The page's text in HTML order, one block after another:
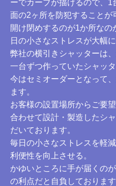
ーでカーブが描けるので、1
面の2ヶ所を防犯することが
開け閉めするのが1か所な
日の小さなストレスが大幅
弊社の横引きシャッターは
一台ずつ作っていたシャッ
今はセミオーダーとなって
ます。
お客様の設置場所からご要
合わせて設計・製造したシ
だいております。
毎日の小さなストレスを軽
利便性を向上させる。
かゆいところに手が届くの
の利点だと自負しております